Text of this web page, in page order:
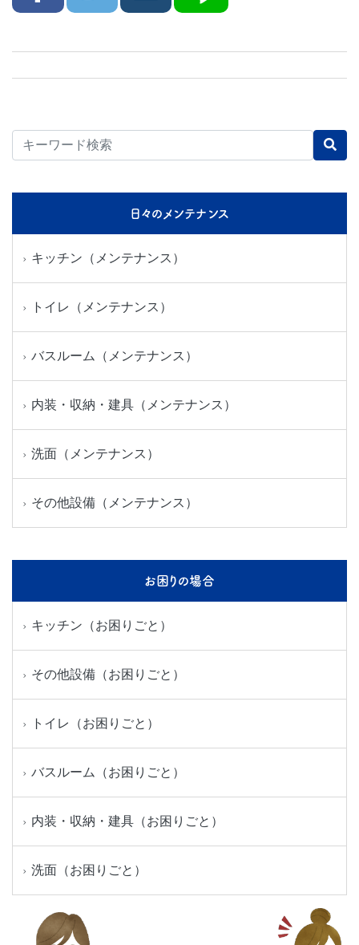
日々のメンテナンス
キッチン（メンテナンス）
トイレ（メンテナンス）
バスルーム（メンテナンス）
内装・収納・建具（メンテナンス）
洗面（メンテナンス）
その他設備（メンテナンス）
お困りの場合
キッチン（お困りごと）
その他設備（お困りごと）
トイレ（お困りごと）
バスルーム（お困りごと）
内装・収納・建具（お困りごと）
洗面（お困りごと）